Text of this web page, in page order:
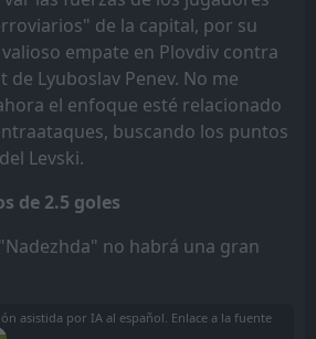
de la capital, por su
empate en Plovdiv contra
de Lyuboslav Penev. No me
el enfoque esté relacionado
buscando los puntos
Levski.
de 2.5 goles
no habrá una gran
asistida por IA al español. Enlace a la fuente